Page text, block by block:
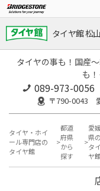
タイヤ館 松
タイヤの事も！国産
も
089-973-0056
〒790-0043
タイヤ・ホイ
ール専門店の
タイヤ館
都道
府県
から
探す
愛
県の
タイ
ヤ